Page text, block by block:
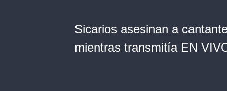
Sicarios asesinan a
mientras transmitía EN